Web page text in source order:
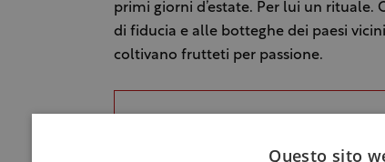
primi giorni d’estate. Per lui un
di fiducia e alle botteghe dei paesi
coltivano frutteti per passione.
Questo sito